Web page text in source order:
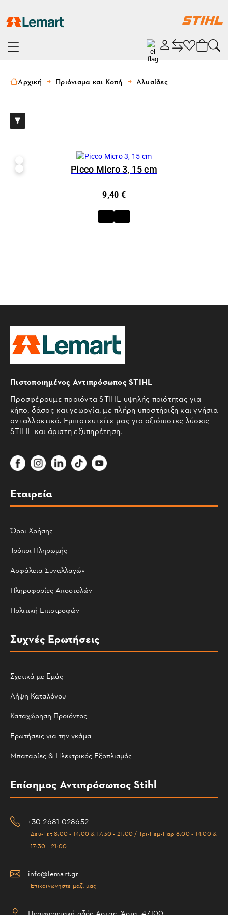
Αρχική Πριόνισμα και Κοπή Αλυσίδες
Picco Micro 3, 15 cm
9,40 €
Πιστοποιημένος Αντιπρόσωπος STIHL
Προσφέρουμε προϊόντα STIHL υψηλής ποιότητας για
κήπο, δάσος και γεωργία, με πλήρη υποστήριξη και γνήσια
ανταλλακτικά. Εμπιστευτείτε μας για αξιόπιστες λύσεις
STIHL και άριστη εξυπηρέτηση.
Εταιρεία
Όροι Χρήσης
Τρόποι Πληρωμής
Ασφάλεια Συναλλαγών
Πληροφορίες Αποστολών
Πολιτική Επιστροφών
Συχνές Ερωτήσεις
Σχετικά με Εμάς
Λήψη Καταλόγου
Καταχώρηση Προϊόντος
Ερωτήσεις για την γκάμα
Μπαταρίες & Ηλεκτρικός Εξοπλισμός
Επίσημος Αντιπρόσωπος Stihl
+30 2681 028652
Δευ-Τετ 8:00 - 14:00 & 17:30 - 21:00 / Τρι-Πεμ-Παρ 8:00 - 14:00 &
17:30 - 21:00
info@lemart.gr
Επικοινωνήστε μαζί μας